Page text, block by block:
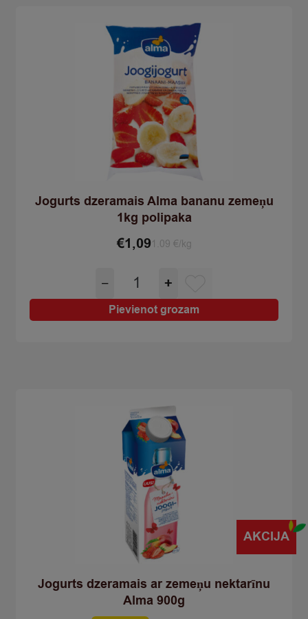
Jogurts dzeramais Alma bananu zemeņu
1kg polipaka
€1,09 1.09 €/kg
−
Jogurts
dzeramais
Alma
bananu
+
Pievienot grozam
Jogurts dzeramais ar zemeņu nektarīnu
Alma 900g
AKCIJA